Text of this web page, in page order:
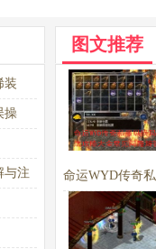
装
操
与注
图文推荐
命运WYD传奇
玛法攻略大全
解答